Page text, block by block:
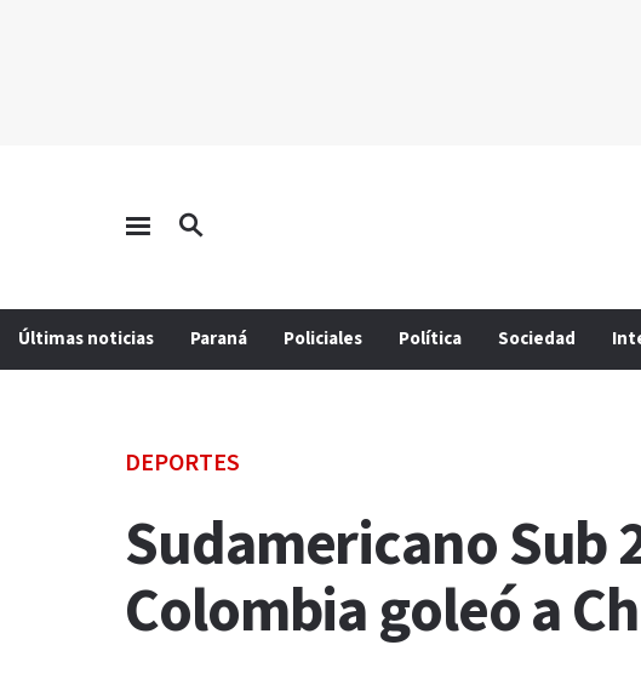
Últimas noticias Paraná Policiales Política Sociedad
DEPORTES
Sudamericano Sub
Colombia goleó a